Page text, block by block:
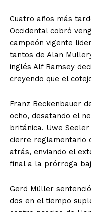
Cuatro años más
Occidental cobró
campeón vigente
tantos de Alan
inglés Alf Ramsey
creyendo que el
Franz Beckenbauer
ocho, desatando el
británica. Uwe
cierre reglamentario
atrás, enviando el
final a la prórroga
Gerd Müller
dos en el tiempo